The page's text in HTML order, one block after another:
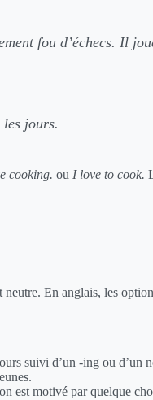
fou d’échecs. Il
les jours.
cooking. ou I love to cook.
En anglais, les
suivi d’un -ing ou d’un
est motivé par quelque